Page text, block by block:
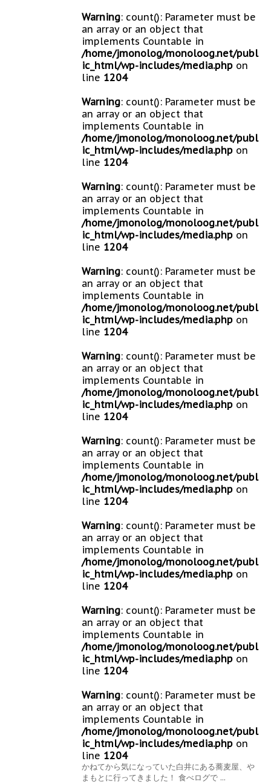
Warning: count(): Parameter must be
an array or an object that
implements Countable in
/home/jmonolog/monoloog.net/publ
ic_html/wp-includes/media.php on
line 1204
Warning: count(): Parameter must be
an array or an object that
implements Countable in
/home/jmonolog/monoloog.net/publ
ic_html/wp-includes/media.php on
line 1204
Warning: count(): Parameter must be
an array or an object that
implements Countable in
/home/jmonolog/monoloog.net/publ
ic_html/wp-includes/media.php on
line 1204
Warning: count(): Parameter must be
an array or an object that
implements Countable in
/home/jmonolog/monoloog.net/publ
ic_html/wp-includes/media.php on
line 1204
Warning: count(): Parameter must be
an array or an object that
implements Countable in
/home/jmonolog/monoloog.net/publ
ic_html/wp-includes/media.php on
line 1204
Warning: count(): Parameter must be
an array or an object that
implements Countable in
/home/jmonolog/monoloog.net/publ
ic_html/wp-includes/media.php on
line 1204
Warning: count(): Parameter must be
an array or an object that
implements Countable in
/home/jmonolog/monoloog.net/publ
ic_html/wp-includes/media.php on
line 1204
Warning: count(): Parameter must be
an array or an object that
implements Countable in
/home/jmonolog/monoloog.net/publ
ic_html/wp-includes/media.php on
line 1204
Warning: count(): Parameter must be
an array or an object that
implements Countable in
/home/jmonolog/monoloog.net/publ
ic_html/wp-includes/media.php on
line 1204
かねてから気になっていた白井にある蕎麦屋、や
まもとに行ってきました！ 食べログで ...